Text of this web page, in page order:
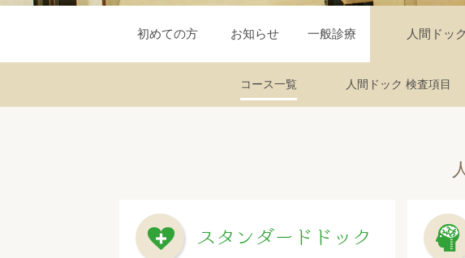
初めての方 お知らせ 一般診療 人間ドッ
コース一覧 人間ドック 検査項目
スタンダードドック